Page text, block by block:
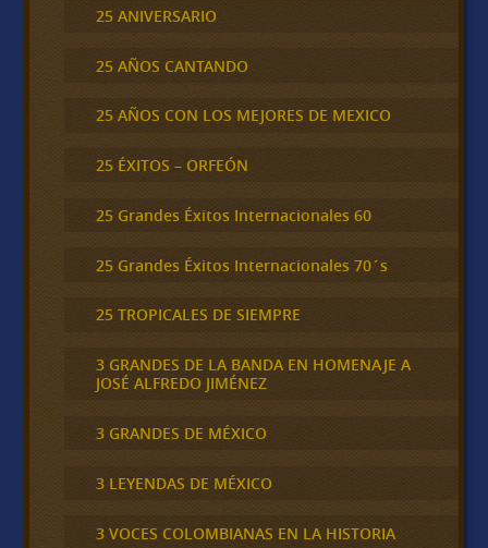
25 ANIVERSARIO
25 AÑOS CANTANDO
25 AÑOS CON LOS MEJORES DE MEXICO
25 ÉXITOS – ORFEÓN
25 Grandes Éxitos Internacionales 60
25 Grandes Éxitos Internacionales 70´s
25 TROPICALES DE SIEMPRE
3 GRANDES DE LA BANDA EN HOMENAJE A
JOSÉ ALFREDO JIMÉNEZ
3 GRANDES DE MÉXICO
3 LEYENDAS DE MÉXICO
3 VOCES COLOMBIANAS EN LA HISTORIA